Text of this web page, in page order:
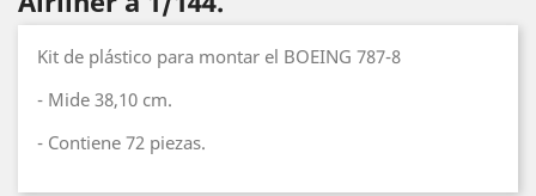
Kit de plástico para montar el BOEING 787-8
- Mide 38,10 cm.
- Contiene 72 piezas.